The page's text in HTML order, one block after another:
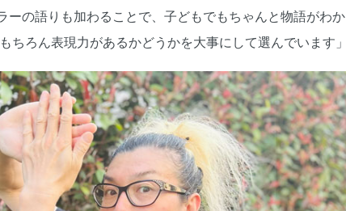
ーの語りも加わることで、子どもでもちゃんと物語がわか
ちろん表現力があるかどうかを大事にして選んでいます」